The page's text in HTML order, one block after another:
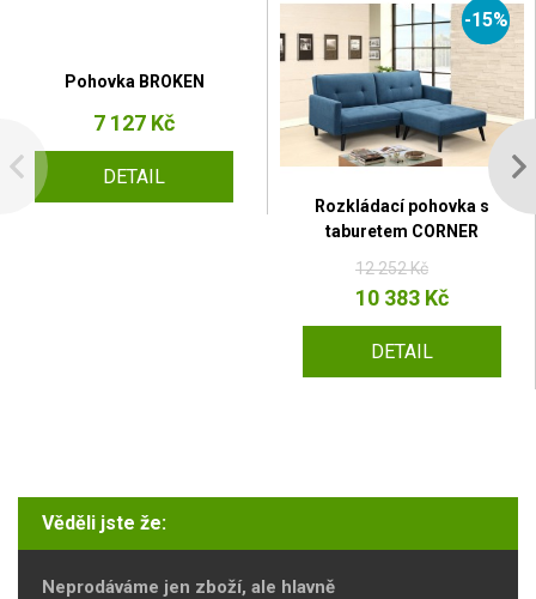
Pohovka BROKEN
7 127 Kč
DETAIL
-15%
Rozkládací pohovka s
taburetem CORNER
12 252 Kč
10 383 Kč
DETAIL
Věděli jste že:
Neprodáváme jen zboží, ale hlavně